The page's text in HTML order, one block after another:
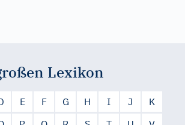
Lexikon
E F G H I J
K